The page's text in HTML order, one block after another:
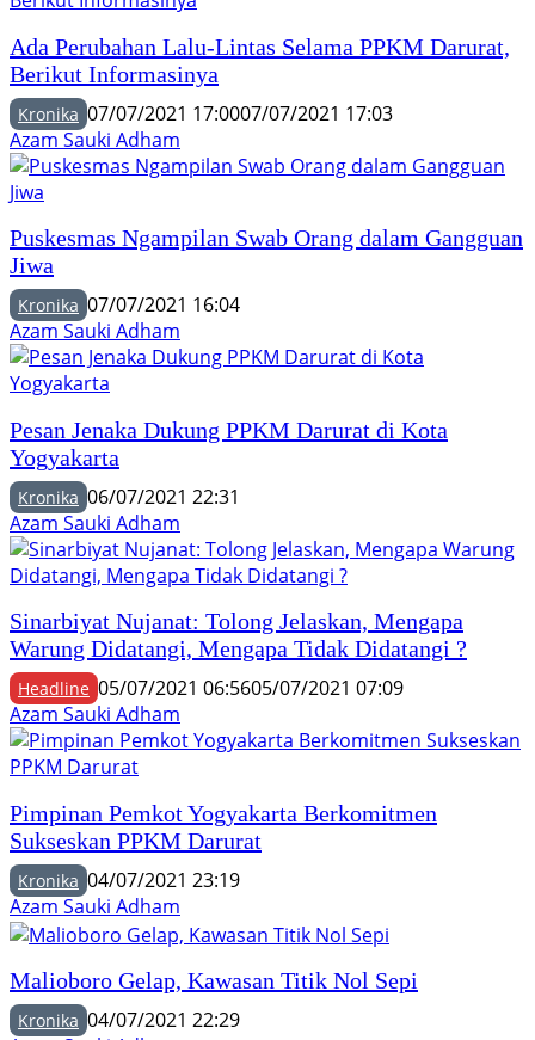
Ada Perubahan Lalu-Lintas Selama PPKM Darurat,
Berikut Informasinya
Kronika 07/07/2021 17:0007/07/2021 17:03
Azam Sauki Adham
Puskesmas Ngampilan Swab Orang dalam Gangguan
Jiwa
Kronika 07/07/2021 16:04
Azam Sauki Adham
Pesan Jenaka Dukung PPKM Darurat di Kota
Yogyakarta
Kronika 06/07/2021 22:31
Azam Sauki Adham
Sinarbiyat Nujanat: Tolong Jelaskan, Mengapa
Warung Didatangi, Mengapa Tidak Didatangi ?
Headline 05/07/2021 06:5605/07/2021 07:09
Azam Sauki Adham
Pimpinan Pemkot Yogyakarta Berkomitmen
Sukseskan PPKM Darurat
Kronika 04/07/2021 23:19
Azam Sauki Adham
Malioboro Gelap, Kawasan Titik Nol Sepi
Kronika 04/07/2021 22:29